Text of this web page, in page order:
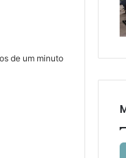
de um minuto